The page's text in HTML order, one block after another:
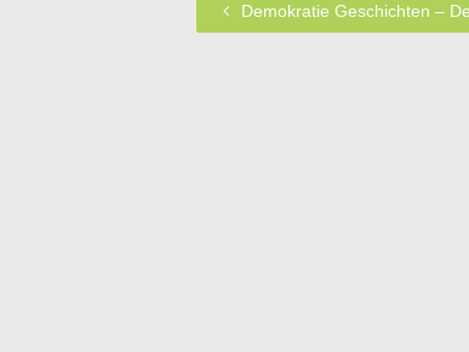
Demokratie Geschichten –